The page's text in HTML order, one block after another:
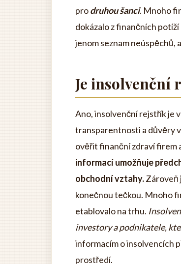
prodruhou šanci. Mnoho
dokázalo z finančních
jenom seznam neúspěchů,
Je insolvenční
Ano, insolvenční rejstřík je
transparentnosti a důvěry
ověřit finanční zdraví firem
informací umožňuje
obchodní vztahy.Zároveň
konečnou tečkou. Mnoho
etablovalo na trhu.
investory a podnikatele,
informacím o insolvencích
prostředí.